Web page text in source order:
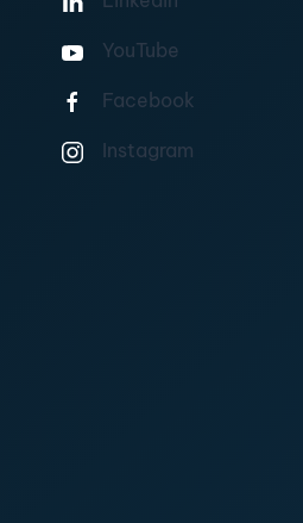
YouTube
Facebook
Instagram